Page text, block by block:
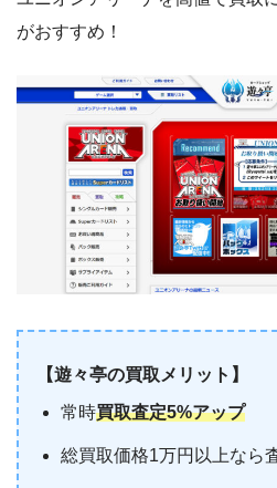
がおすすめ！
【遊々亭の買取メリット】
常時買取査定5%アップ
総買取価格1万円以上なら